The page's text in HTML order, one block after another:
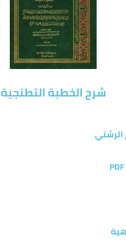
شرح الخطبة التطنجية
الرشتي